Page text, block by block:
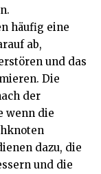
häufig eine
ab,
und das
Die
der
wenn die
dazu, die
und die